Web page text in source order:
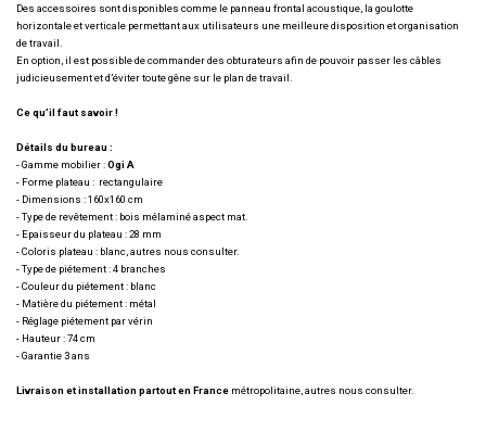
Des accessoires sont disponibles comme le panneau frontal acoustique, la goulotte
horizontale et verticale permettant aux utilisateurs une meilleure disposition et organisation
de travail.
En option, il est possible de commander des obturateurs afin de pouvoir passer les câbles
judicieusement et d’éviter toute gêne sur le plan de travail.
Ce qu’il faut savoir !
Détails du bureau :
- Gamme mobilier :Ogi A
- Forme plateau : rectangulaire
- Dimensions :160x160 cm
- Type de revêtement : bois mélaminé aspect mat.
- Epaisseur du plateau : 28 mm
- Coloris plateau : blanc, autres nous consulter.
- Type de piétement : 4 branches
- Couleur du piétement : blanc
- Matière du piétement : métal
- Réglage piétement par vérin
- Hauteur : 74 cm
- Garantie 3 ans
Livraison et installation partout en France métropolitaine, autres nous consulter.